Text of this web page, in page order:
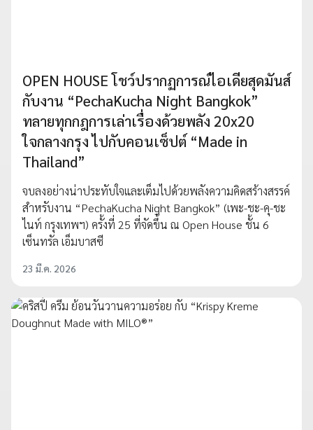
OPEN HOUSE โชว์ปรากฏการณ์ไอเดียสุดมันส์
กับงาน “PechaKucha Night Bangkok”
ทลายทุกกฎการเล่าเรื่องด้วยพลัง 20x20
ใจกลางกรุง ไปกับคอนเซ็ปต์ “Made in
Thailand”
จบลงอย่างน่าประทับใจและเต็มไปด้วยพลังความคิดสร้างสรรค์
สำหรับงาน “PechaKucha Night Bangkok” (เพะ-ชะ-คุ-ชะ
ไนท์ กรุงเทพฯ) ครั้งที่ 25 ที่จัดขึ้น ณ Open House ชั้น 6
เซ็นทรัล เอ็มบาสซี
23 มี.ค. 2026